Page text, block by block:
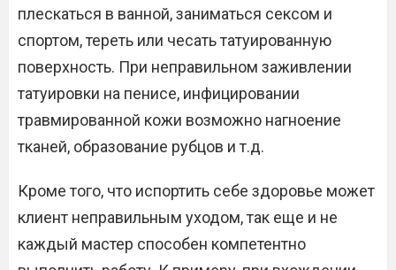
плескаться в ванной, заниматься сексом и
спортом, тереть или чесать татуированную
поверхность. При неправильном заживлении
татуировки на пенисе, инфицировании
травмированной кожи возможно нагноение
тканей, образование рубцов и т.д.
Кроме того, что испортить себе здоровье может
клиент неправильным уходом, так еще и не
каждый мастер способен компетентно